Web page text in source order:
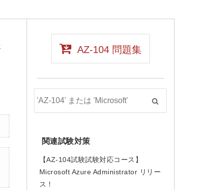
AZ-104 問題集
関連試験対策
【AZ-104試験試験対応コース】
Microsoft Azure Administrator リリー
ス！